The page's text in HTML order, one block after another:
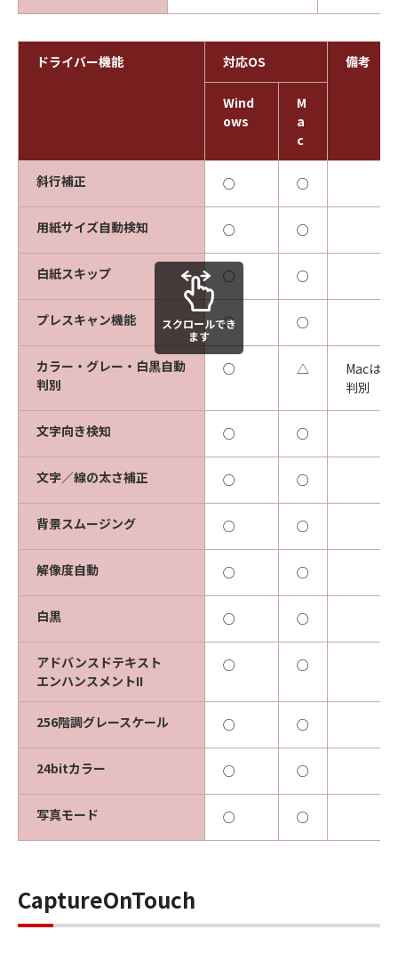
ドライバー機能 対応OS 備考
Wind
ows
M
a
c
斜行補正 ○ ○
用紙サイズ自動検知 ○ ○
白紙スキップ ○ ○
プレスキャン機能 ○ ○
カラー・グレー・白黒自動
判別
○ △
Macは
判別
文字向き検知 ○ ○
文字／線の太さ補正 ○ ○
背景スムージング ○ ○
解像度自動 ○ ○
白黒 ○ ○
アドバンスドテキスト
エンハンスメントII
○ ○
256階調グレースケール ○ ○
24bitカラー ○ ○
写真モード ○ ○
スクロールでき
ます
CaptureOnTouch